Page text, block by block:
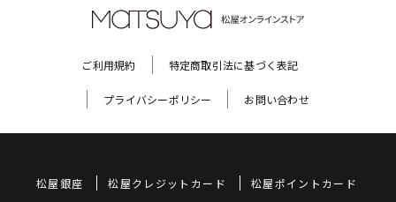
ご利用規約 特定商取引法に基づく表記
プライバシーポリシー お問い合わせ
松屋銀座 松屋クレジットカード 松屋ポイントカード